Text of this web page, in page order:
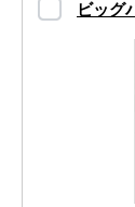
ビッグ